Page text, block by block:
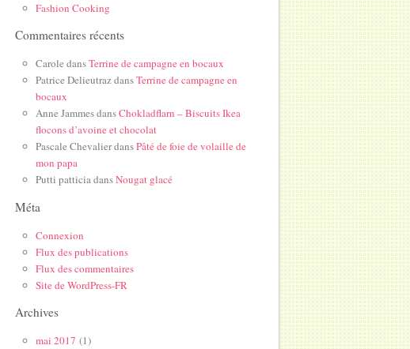
Fashion Cooking
Commentaires récents
Carole dansTerrine de campagne en bocaux
Patrice DelieutrazdansTerrine de campagne en
bocaux
Anne JammesdansChokladflarn – Biscuits Ikea
flocons d’avoine et chocolat
Pascale ChevalierdansPâté de foie de volaille de
mon papa
Putti patticiadansNougat glacé
Méta
Connexion
Flux des publications
Flux des commentaires
Site de WordPress-FR
Archives
mai 2017 (1)